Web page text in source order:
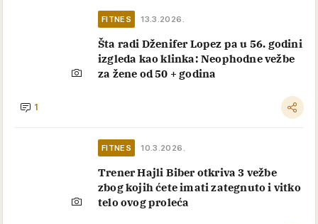
FITNES 13.3.2026.
Šta radi Dženifer Lopez pa u 56. godini
izgleda kao klinka: Neophodne vežbe
za žene od 50 + godina
1
FITNES 10.3.2026.
Trener Hajli Biber otkriva 3 vežbe
zbog kojih ćete imati zategnuto i vitko
telo ovog proleća